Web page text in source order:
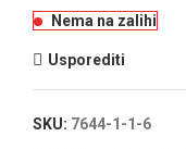
Nema na zalihi
Usporediti
SKU: 7644-1-1-6